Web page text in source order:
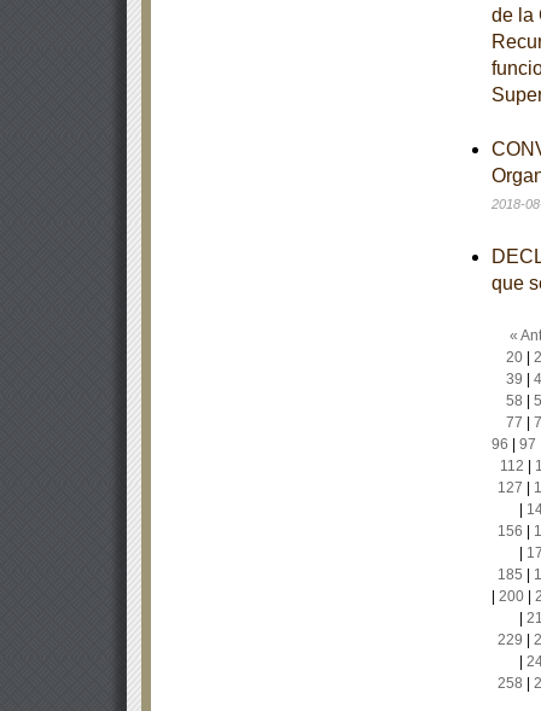
de la
2018-
que
«
20|
39
58
77
96
97
112
127
156
185
200|
229
258